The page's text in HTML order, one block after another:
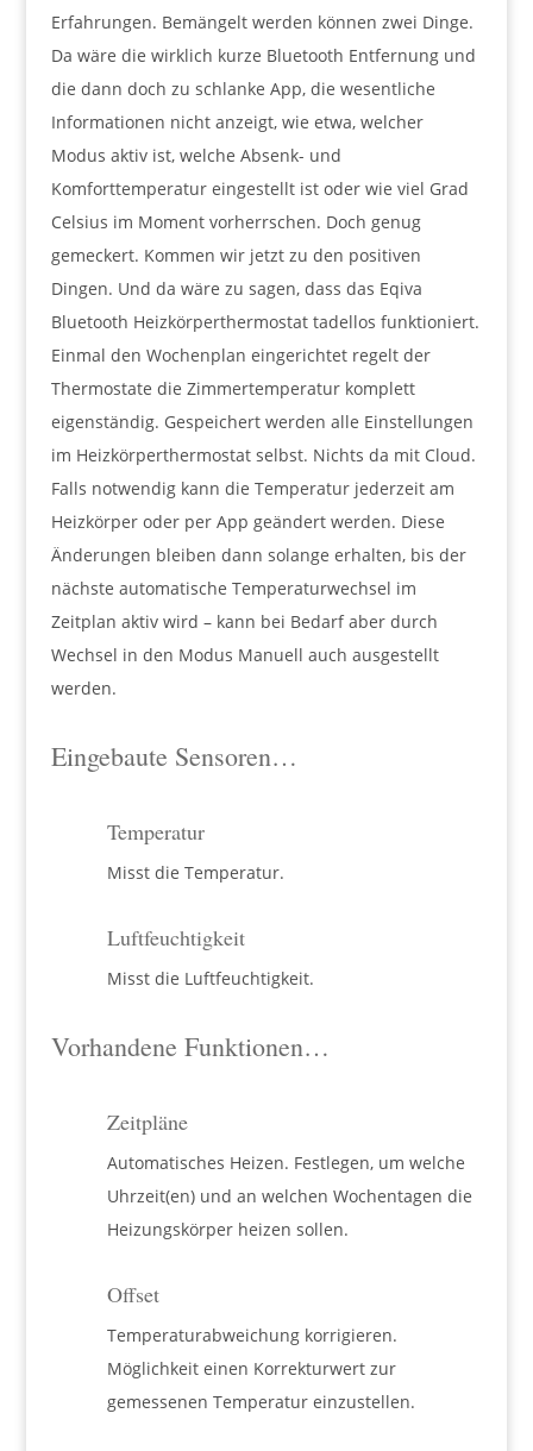
Erfahrungen. Bemängelt werden können zwei Dinge.
Da wäre die wirklich kurze Bluetooth Entfernung und
die dann doch zu schlanke App, die wesentliche
Informationen nicht anzeigt, wie etwa, welcher
Modus aktiv ist, welche Absenk- und
Komforttemperatur eingestellt ist oder wie viel Grad
Celsius im Moment vorherrschen. Doch genug
gemeckert. Kommen wir jetzt zu den positiven
Dingen. Und da wäre zu sagen, dass das Eqiva
Bluetooth Heizkörperthermostat tadellos funktioniert.
Einmal den Wochenplan eingerichtet regelt der
Thermostate die Zimmertemperatur komplett
eigenständig. Gespeichert werden alle Einstellungen
im Heizkörperthermostat selbst. Nichts da mit Cloud.
Falls notwendig kann die Temperatur jederzeit am
Heizkörper oder per App geändert werden. Diese
Änderungen bleiben dann solange erhalten, bis der
nächste automatische Temperaturwechsel im
Zeitplan aktiv wird – kann bei Bedarf aber durch
Wechsel in den Modus Manuell auch ausgestellt
werden.
Eingebaute Sensoren…
Temperatur
Misst die Temperatur.
Luftfeuchtigkeit
Misst die Luftfeuchtigkeit.
Vorhandene Funktionen…
Zeitpläne
Automatisches Heizen. Festlegen, um welche
Uhrzeit(en) und an welchen Wochentagen die
Heizungskörper heizen sollen.
Offset
Temperaturabweichung korrigieren.
Möglichkeit einen Korrekturwert zur
gemessenen Temperatur einzustellen.